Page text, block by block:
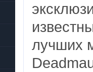
лучших